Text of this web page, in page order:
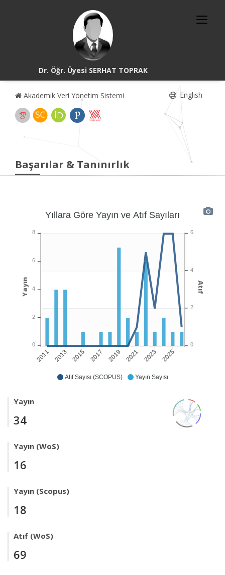
Dr. Öğr. Üyesi SERHAT TOPRAK
Akademik Veri Yönetim Sistemi English
Başarılar & Tanınırlık
Atıf Sayısı (SCOPUS) Yayın Sayısı
2011 2013 2015 2017 2019 2021 2023 2025
Yıllara Göre Yayın ve Atıf Sayıları
6
4
2
0
Atıf
8
6
4
2
0
Yayın
Yayın
34
Yayın (WoS)
16
Yayın (Scopus)
18
Atıf (WoS)
69